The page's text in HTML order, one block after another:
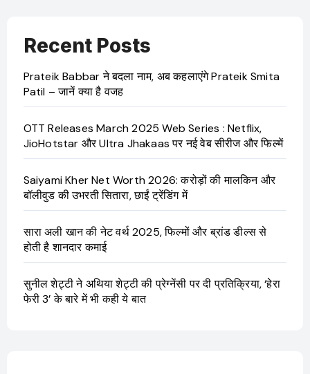
Recent Posts
Prateik Babbar ने बदला नाम, अब कहलाएंगे Prateik Smita
Patil – जानें क्या है वजह
OTT Releases March 2025 Web Series : Netflix,
JioHotstar और Ultra Jhakaas पर नई वेब सीरीज और फिल्में
Saiyami Kher Net Worth 2026: करोड़ों की मालकिन और
बॉलीवुड की उभरती सितारा, छाईं ट्रेंडिंग में
सारा अली खान की नेट वर्थ 2025, फिल्मों और ब्रांड डील्स से
होती है शानदार कमाई
सुनील शेट्टी ने अथिया शेट्टी की प्रेग्नेंसी पर दी प्रतिक्रिया, ‘हेरा
फेरी 3’ के बारे में भी कही ये बात